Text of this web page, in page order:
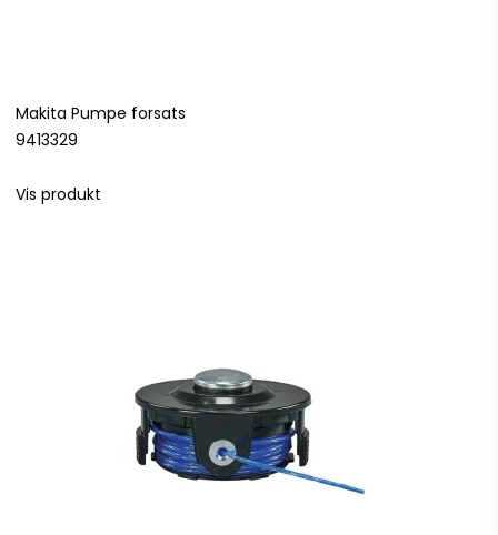
Makita Pumpe forsats
9413329
Vis produkt